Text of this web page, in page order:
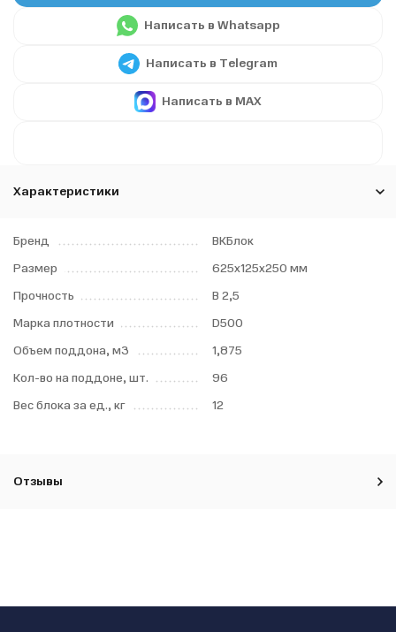
Написать в Whatsapp
Написать в Telegram
Написать в MAX
Характеристики
Бренд
ВКБлок
Размер
625x125x250 мм
Прочность
B 2,5
Марка плотности
D500
Объем поддона, м3
1,875
Кол-во на поддоне, шт.
96
Вес блока за ед., кг
12
Отзывы